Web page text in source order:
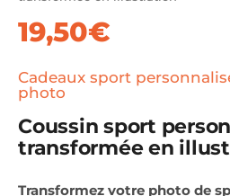
19,50€
Cadeaux sport
photo
Coussin sport
transformée en
Transformez votre photo de